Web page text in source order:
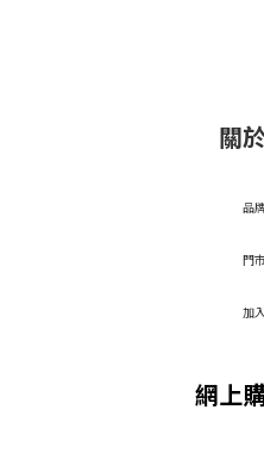
關
品
門
加
網上